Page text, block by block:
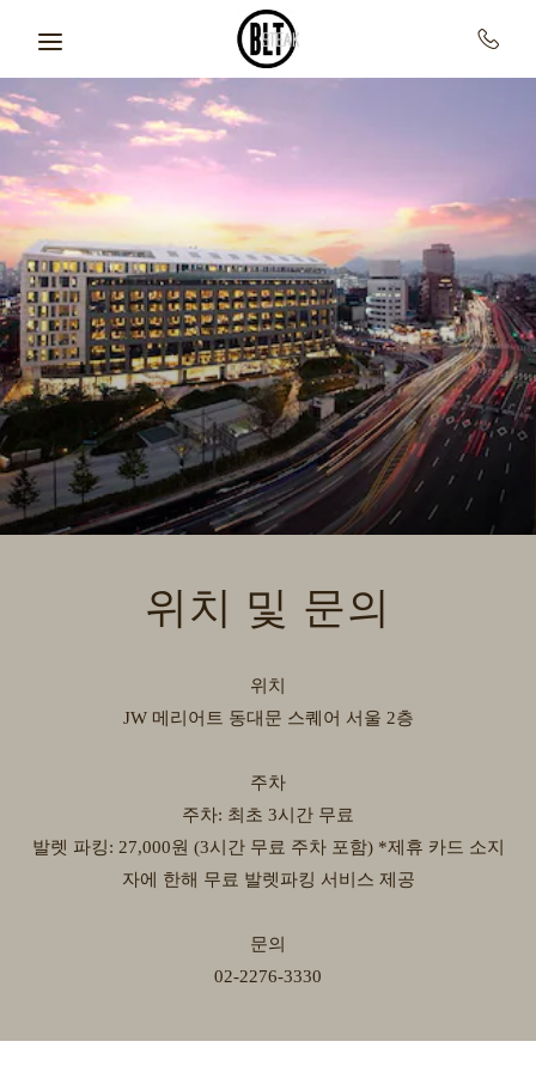
위치 및 문의
위치
JW 메리어트 동대문 스퀘어 서울 2층
주차
주차: 최초 3시간 무료
발렛 파킹: 27,000원 (3시간 무료 주차 포함) *제휴 카드 소지
자에 한해 무료 발렛파킹 서비스 제공
문의
02-2276-3330